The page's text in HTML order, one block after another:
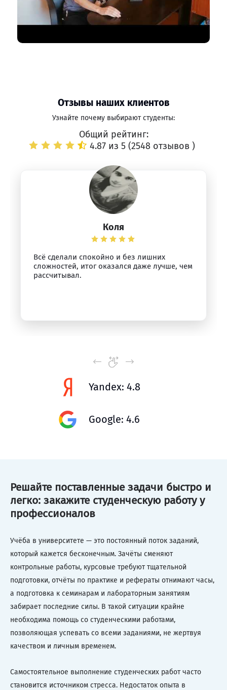
Отзывы наших клиентов
Узнайте почему выбирают студенты:
Общий рейтинг:
4.87 из 5 (2548 отзывов )
Коля
Всё сделали спокойно и без лишних
сложностей, итог оказался даже лучше, чем
рассчитывал.
Yandex: 4.8
Google: 4.6
Решайте поставленные задачи быстро и
легко: закажите студенческую работу у
профессионалов
Учёба в университете — это постоянный поток заданий,
который кажется бесконечным. Зачёты сменяют
контрольные работы, курсовые требуют тщательной
подготовки, отчёты по практике и рефераты отнимают часы,
а подготовка к семинарам и лабораторным занятиям
забирает последние силы. В такой ситуации крайне
необходима помощь со студенческими работами,
позволяющая успевать со всеми заданиями, не жертвуя
качеством и личным временем.
Самостоятельное выполнение студенческих работ часто
становится источником стресса. Недостаток опыта в